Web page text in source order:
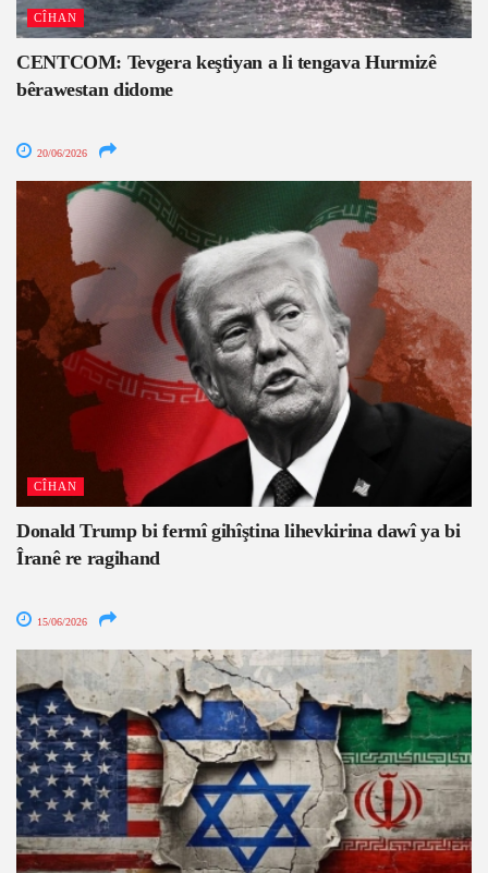
CÎHAN
CENTCOM: Tevgera keştiyan a li tengava Hurmizê
bêrawestan didome
20/06/2026
CÎHAN
Donald Trump bi fermî gihîştina lihevkirina dawî ya bi
Îranê re ragihand
15/06/2026